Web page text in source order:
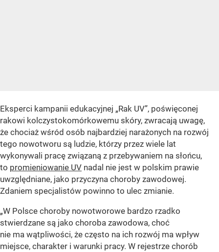
Eksperci kampanii edukacyjnej „Rak UV”, poświęconej
rakowi kolczystokomórkowemu skóry, zwracają uwagę,
że chociaż wśród osób najbardziej narażonych na rozwój
tego nowotworu są ludzie, którzy przez wiele lat
wykonywali pracę związaną z przebywaniem na słońcu,
to promieniowanie UV nadal nie jest w polskim prawie
uwzględniane, jako przyczyna choroby zawodowej.
Zdaniem specjalistów powinno to ulec zmianie.
„W Polsce choroby nowotworowe bardzo rzadko
stwierdzane są jako choroba zawodowa, choć
nie ma wątpliwości, że często na ich rozwój ma wpływ
miejsce, charakter i warunki pracy. W rejestrze chorób